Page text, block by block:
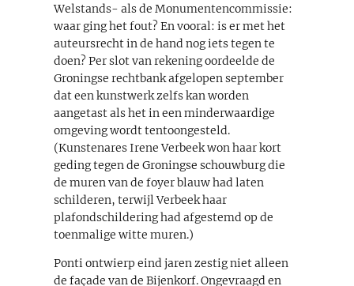
Welstands- als de Monumentencommissie:
waar ging het fout? En vooral: is er met het
auteursrecht in de hand nog iets tegen te
doen? Per slot van rekening oordeelde de
Groningse rechtbank afgelopen september
dat een kunstwerk zelfs kan worden
aangetast als het in een minderwaardige
omgeving wordt tentoongesteld.
(Kunstenares Irene Verbeek won haar kort
geding tegen de Groningse schouwburg die
de muren van de foyer blauw had laten
schilderen, terwijl Verbeek haar
plafondschildering had afgestemd op de
toenmalige witte muren.)
Ponti ontwierp eind jaren zestig niet alleen
de façade van de Bijenkorf. Ongevraagd en